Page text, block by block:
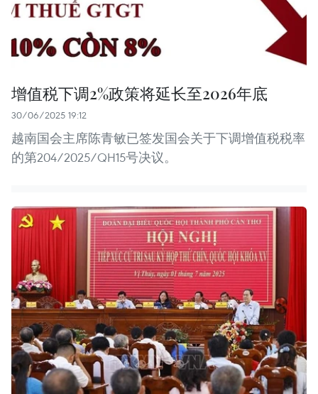
增值税下调2%政策将延长至2026年底
30/06/2025 19:12
越南国会主席陈青敏已签发国会关于下调增值税税率
的第204/2025/QH15号决议。